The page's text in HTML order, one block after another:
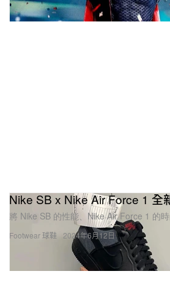
Footwear 球鞋
Nike SB x Nike Air Force 1 全
將 Nike SB 的性能、Nike Air Force 1 的時
2024年6月12日